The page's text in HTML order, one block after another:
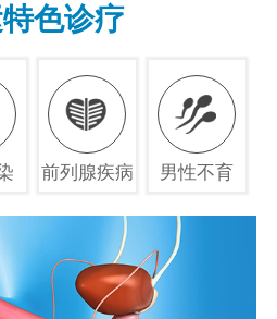
色诊疗
前列腺疾病 男性不育